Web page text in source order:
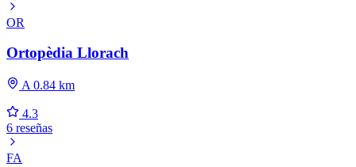
OR
Ortopèdia Llorach
A 0.84 km
4.3
6 reseñas
FA